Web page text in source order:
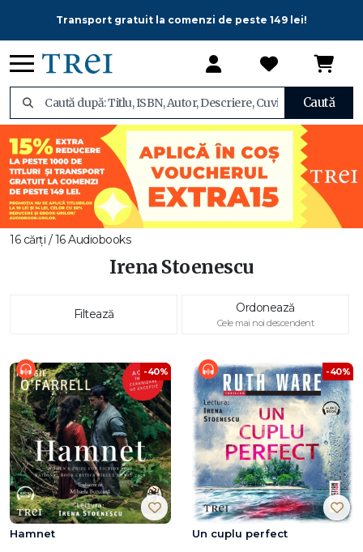
Transport gratuit la comenzi de peste 149 lei!
Caută
16 cărți / 16 Audiobooks
Irena Stoenescu
Filtează Ordonează
Cele mai noi descendent
-40%
Hamnet
-40%
Un cuplu perfect